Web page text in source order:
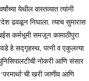
येथील वास्तव्यात त्यांनी
ढवळून निघाला. त्याच सुमारास
कर्मभूमी समजून कामाठीपुरा
हे सद्गृहस्थ, पत्नी व एकुलत्या
नोकरी आणि संसार
खरी जाणीव आणि